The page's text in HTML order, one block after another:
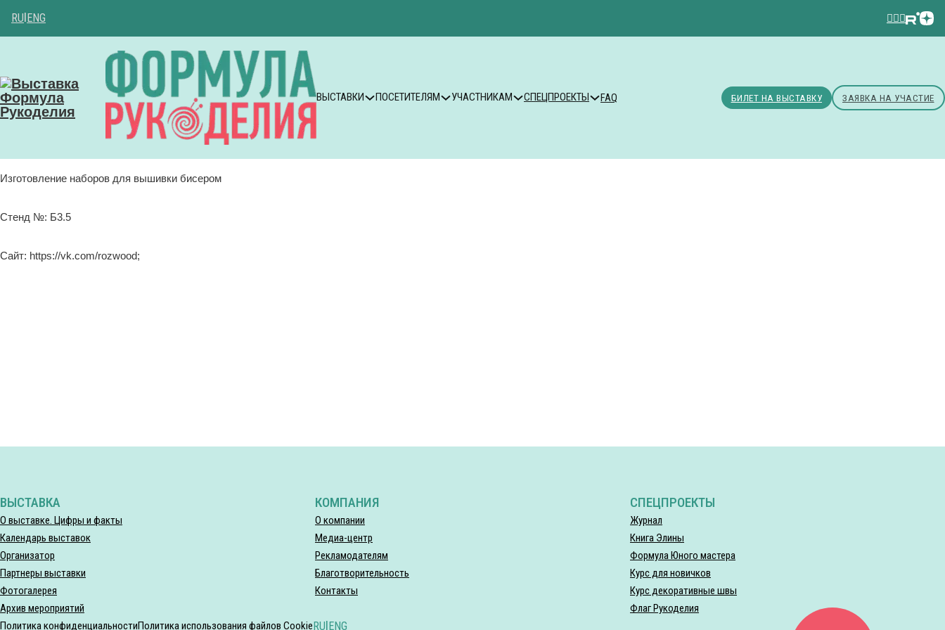
RU ENG
ВЫСТАВКИ ПОСЕТИТЕЛЯМ УЧАСТНИКАМ СПЕЦПРОЕКТЫ FAQ БИЛЕТ НА ВЫСТАВКУ ЗАЯВКА НА УЧАСТИЕ
Изготовление наборов для вышивки бисером
Стенд №: Б3.5
Сайт: https://vk.com/rozwood;
ВЫСТАВКА
О выставке. Цифры и факты
Календарь выставок
Организатор
Партнеры выставки
Фотогалерея
Архив мероприятий
КОМПАНИЯ
О компании
Медиа-центр
Рекламодателям
Благотворительность
Контакты
СПЕЦПРОЕКТЫ
Журнал
Книга Элины
Формула Юного мастера
Курс для новичков
Курс декоративные швы
Флаг Рукоделия
Политика конфиденциальностиПолитика использования файлов CookieRU|ENG